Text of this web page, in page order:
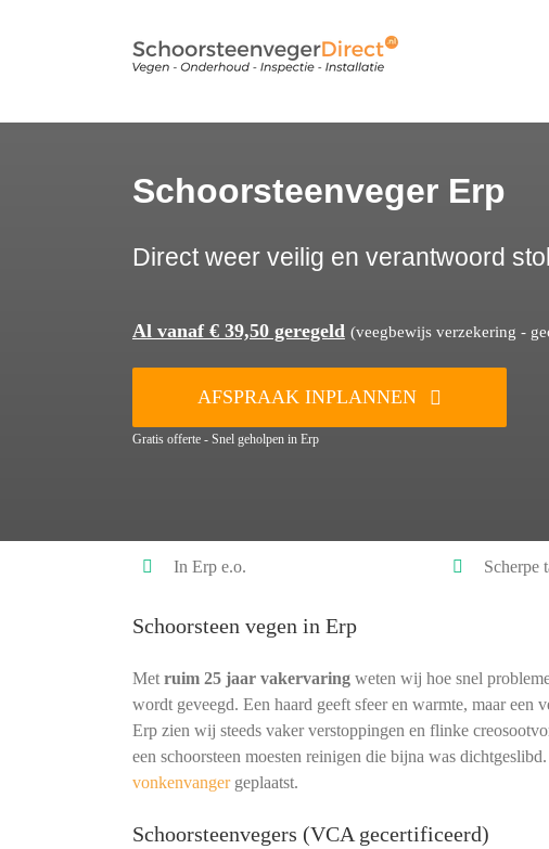
Schoorsteenveger Erp
Direct weer veilig en verantwoord
Al vanaf € 39,50 geregeld (veegbewijs verzekering -
AFSPRAAK INPLANNEN
Gratis offerte - Snel geholpen in Erp
In Erp e.o. Scherpe
Schoorsteen vegen in Erp
Met ruim 25 jaar vakervaringweten wij hoe snel
wordt geveegd. Een haard geeft sfeer en warmte, maar
Erp zien wij steeds vaker verstoppingen en flinke
een schoorsteen moesten reinigen die bijna was
vonkenvangergeplaatst.
Schoorsteenvegers (VCA gecertificeerd)